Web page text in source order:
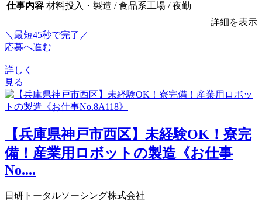
仕事内容 材料投入・製造 / 食品系工場 / 夜勤
詳細を表示
＼最短45秒で完了／
応募へ進む
詳しく
見る
【兵庫県神戸市西区】未経験OK！寮完
備！産業用ロボットの製造《お仕事
No....
日研トータルソーシング株式会社